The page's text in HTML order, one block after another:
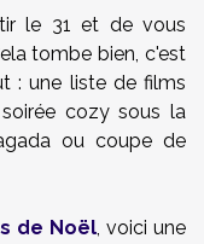
le 31 et de vous
tombe bien, c'est
: une liste de films
cozy sous la
ou coupe de
de Noël, voici une